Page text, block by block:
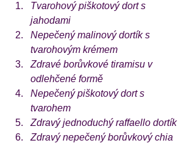
Tvarohový piškotový dort s
jahodami
Nepečený malinový dortík s
tvarohovým krémem
Zdravé borůvkové tiramisu v
odlehčené formě
Nepečený piškotový dort s
tvarohem
Zdravý jednoduchý raffaello dortík
Zdravý nepečený borůvkový chia